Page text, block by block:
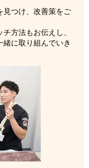
見つけ、改善策をご
方法もお伝えし、
緒に取り組んでいき